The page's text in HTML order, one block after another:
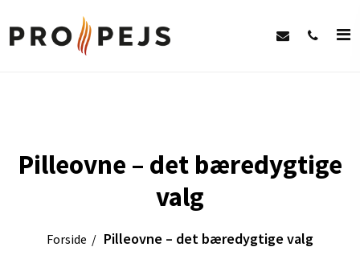
Pilleovne – det bæredygtige
valg
Forside Pilleovne – det bæredygtige valg